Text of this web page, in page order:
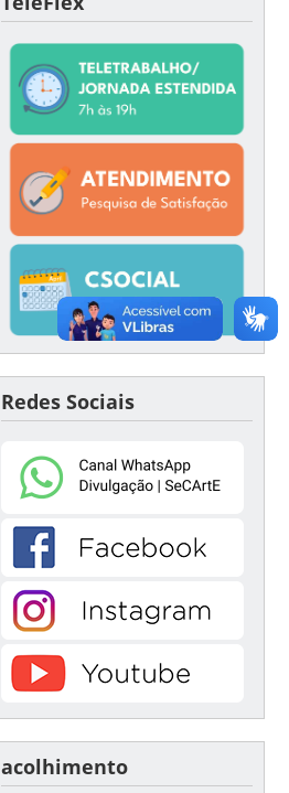
Redes Sociais
acolhimento